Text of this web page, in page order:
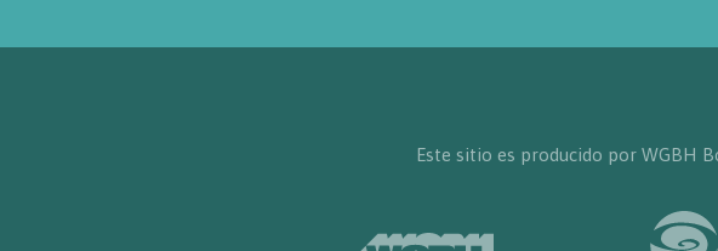
Este sitio es producido por WGBH